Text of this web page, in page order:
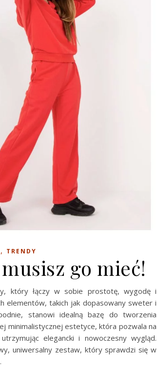
, TRENDY
go mieć!
który łączy w sobie prostotę, wygodę i
elementów, takich jak dopasowany sweter i
stanowi idealną bazę do tworzenia
minimalistycznej estetyce, która pozwala na
elegancki i nowoczesny wygląd.
uniwersalny zestaw, który sprawdzi się w